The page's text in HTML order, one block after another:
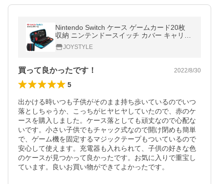
Nintendo Switch ケース ゲームカード20枚
収納 ニンテンドースイッチ カバー キャリン
グケース 耐衝撃 保護カバー 全面保護
JOYSTYLE
買って良かったです！ 2022/8/30
5
出かける時いつも子供がそのまま持ち歩いているのでいつ
落としちゃうか、こっちがヒヤヒヤしていたので、赤のケ
ースを購入しました。ケース落としても頑丈なので心配な
いです。小さい子供でもチャック式なので開け閉めも簡単
で、ゲーム機を固定するマジックテープもついているので
安心して使えます。充電器も入れられて、子供の好きな色
のケースが見つかって良かったです。お気に入りで重宝し
ています。良いお買い物ができてよかったです。